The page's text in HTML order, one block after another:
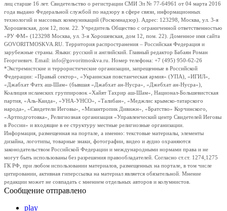
лиц старше 16 лет. Свидетельство о регистрации СМИ Эл № 77-64961 от 04 марта 2016
года выдано Федеральной службой по надзору в сфере связи, информационных
технологий и массовых коммуникаций (Роскомнадзор). Адрес: 123298, Москва, ул. 3-я
Хорошевская, дом 12, пом. 22. Учредитель Общество с ограниченной ответственностью
«РУ ФМ» (123298 Москва, ул. 3-я Хорошевская, дом 12, пом. 22). Доменное имя сайта
GOVORITMOSKVA.RU. Территория распространения – Российская Федерация и
зарубежные страны. Языки: русский и английский. Главный редактор Бабаян Роман
Георгиевич. Email: info@govoritmoskva.ru. Номер телефона: +7 (495) 950-62-26
*Экстремистские и террористические организации, запрещенные в Российской
Федерации: «Правый сектор», «Украинская повстанческая армия» (УПА), «ИГИЛ»,
«Джабхат Фатх аш-Шам» (бывшая «Джабхат ан-Нусра», «Джебхат ан-Нусра»),
Коалиция исламских группировок «Хайят Тахрир аш-Шам», Национал-Большевистская
партия, «Аль-Каида», «УНА-УНСО», «Талибан», «Меджлис крымско-татарского
народа», «Свидетели Иеговы», «Мизантропик Дивижн», «Братство» Корчинского,
«Артподготовка», Религиозная организация «Управленческий центр Свидетелей Иеговы
в России» и входящие в ее структуру местные религиозные организации.
Информация, размещенная на портале, а именно: текстовые материалы, элементы
дизайна, логотипы, товарные знаки, фотографии, видео и аудио охраняются
законодательством Российской Федерации и международными нормами права и не
могут быть использованы без разрешения правообладателей. Согласно ст.ст. 1274,1275
ГК РФ, при любом использовании материалов, размещенных на портале, в том числе
цитировании, активная гиперссылка на материал является обязательной. Мнение
редакции может не совпадать с мнением отдельных авторов и колумнистов.
Сообщение отправлено
play